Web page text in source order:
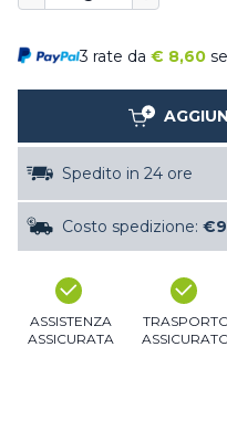
3 rate da € 8,60
Spedito in 24 ore
Costo spedizione:
ASSISTENZA
ASSICURATA